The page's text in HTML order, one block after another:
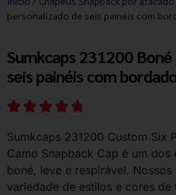
personalizado de seis painéis com
Sumkcaps 231200
seis painéis com
Sumkcaps 231200 Custom Six
Camo Snapback Cap é um
boné, leve e respirável.
variedade de estilos e cores